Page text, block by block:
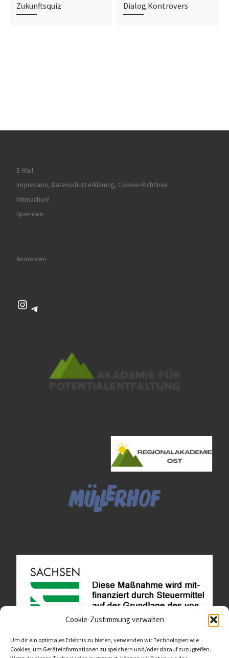
Cookie-Zustimmung verwalten
Um dir ein optimales Erlebnis zu bieten, verwenden wir Technologien wie
Cookies, um Geräteinformationen zu speichern und/oder darauf zuzugreifen.
Zukunftsquiz Dialog Kontrovers
E-Mail
Impressum, Datenschutzerklärung, Cookie-Richtlinie
Mitmachen!
Spenden
Anmelden
Instagram
Telegram